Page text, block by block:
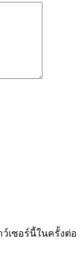
เซอร์นี้ในครั้งต่อ